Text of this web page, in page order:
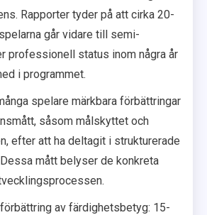
Rapporter tyder på att cirka 20-
går vidare till semi-
professionell status inom några år
i programmet.
spelare märkbara förbättringar
såsom målskyttet och
efter att ha deltagit i strukturerade
mått belyser de konkreta
av färdighetsbetyg: 15-